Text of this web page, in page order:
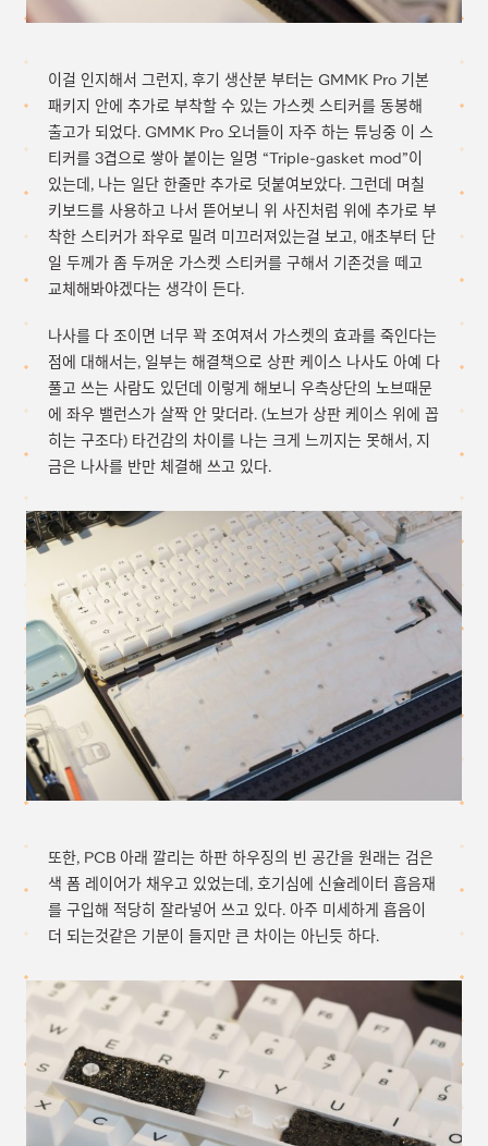
이걸 인지해서 그런지, 후기 생산분 부터는 GMMK Pro 기본
패키지 안에 추가로 부착할 수 있는 가스켓 스티커를 동봉해
출고가 되었다. GMMK Pro 오너들이 자주 하는 튜닝중 이 스
티커를 3겹으로 쌓아 붙이는 일명 “Triple-gasket mod”이
있는데, 나는 일단 한줄만 추가로 덧붙여보았다. 그런데 며칠
키보드를 사용하고 나서 뜯어보니 위 사진처럼 위에 추가로 부
착한 스티커가 좌우로 밀려 미끄러져있는걸 보고, 애초부터 단
일 두께가 좀 두꺼운 가스켓 스티커를 구해서 기존것을 떼고
교체해봐야겠다는 생각이 든다.
나사를 다 조이면 너무 꽉 조여져서 가스켓의 효과를 죽인다는
점에 대해서는, 일부는 해결책으로 상판 케이스 나사도 아예 다
풀고 쓰는 사람도 있던데 이렇게 해보니 우측상단의 노브때문
에 좌우 밸런스가 살짝 안 맞더라. (노브가 상판 케이스 위에 꼽
히는 구조다) 타건감의 차이를 나는 크게 느끼지는 못해서, 지
금은 나사를 반만 체결해 쓰고 있다.
또한, PCB 아래 깔리는 하판 하우징의 빈 공간을 원래는 검은
색 폼 레이어가 채우고 있었는데, 호기심에 신슐레이터 흡음재
를 구입해 적당히 잘라넣어 쓰고 있다. 아주 미세하게 흡음이
더 되는것같은 기분이 들지만 큰 차이는 아닌듯 하다.